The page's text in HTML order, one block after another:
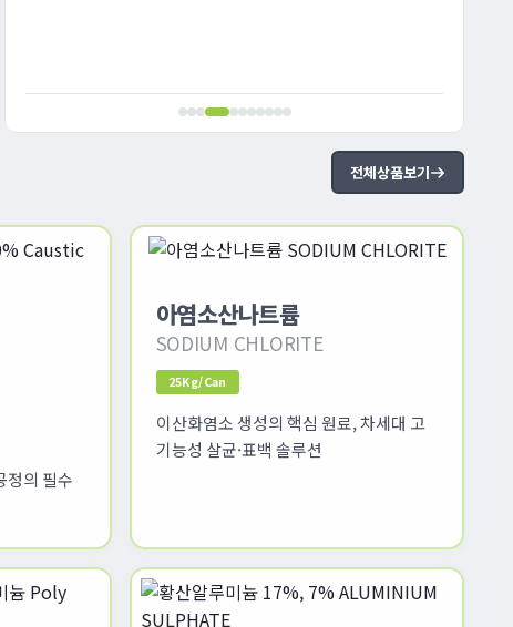
전체상품보기
정의 필수
아염소산나트륨
SODIUM CHLORITE
25Kg/Can
이산화염소 생성의 핵심 원료, 차세대 고
기능성 살균·표백 솔루션